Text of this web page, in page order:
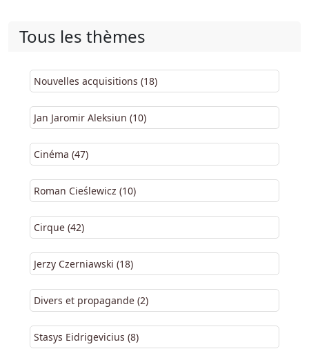
Tous les thèmes
Nouvelles acquisitions (18)
Jan Jaromir Aleksiun (10)
Cinéma (47)
Roman Cieślewicz (10)
Cirque (42)
Jerzy Czerniawski (18)
Divers et propagande (2)
Stasys Eidrigevicius (8)